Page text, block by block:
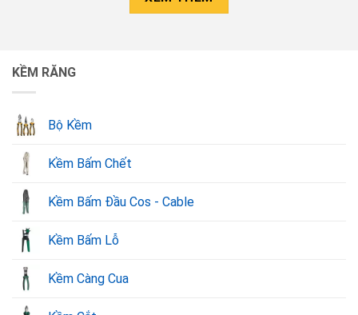
KỀM RĂNG
Bộ Kềm
Kềm Bấm Chết
Kềm Bấm Đầu Cos - Cable
Kềm Bấm Lỗ
Kềm Càng Cua